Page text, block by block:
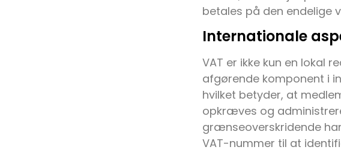
betales på den
Internationale
VAT er ikke kun en lokal
afgørende komponent i
hvilket betyder, at
opkræves og
grænseoverskridende
VAT-nummer til at